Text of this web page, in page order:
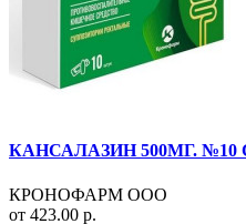
КАНСАЛАЗИН 500МГ.
КРОНОФАРМ ООО
от 423.00 р.